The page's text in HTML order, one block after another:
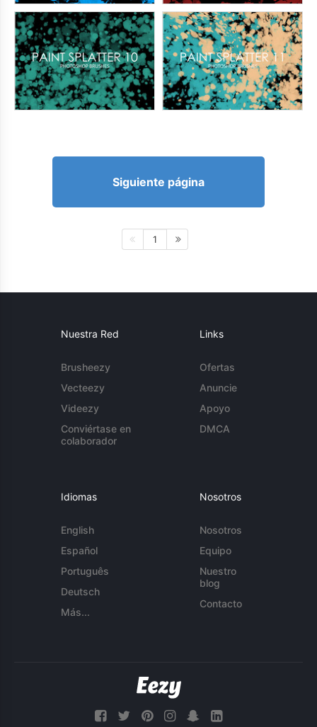
Siguiente página
1
Nuestra Red
Brusheezy
Vecteezy
Videezy
Conviértase en
colaborador
Links
Ofertas
Anuncie
Apoyo
DMCA
Idiomas
English
Español
Português
Deutsch
Más...
Nosotros
Nosotros
Equipo
Nuestro
blog
Contacto